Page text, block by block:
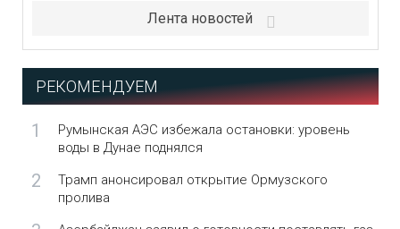
Лента новостей
РЕКОМЕНДУЕМ
1
Румынская АЭС избежала остановки: уровень
воды в Дунае поднялся
2
Трамп анонсировал открытие Ормузского
пролива